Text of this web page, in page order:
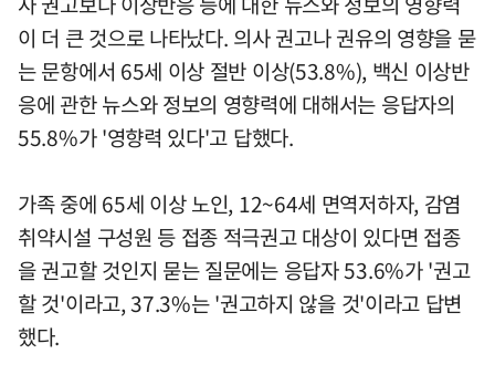
이 더 큰 것으로 나타났다. 의사 권고나 권유의 영향을 묻
는 문항에서 65세 이상 절반 이상(53.8%), 백신 이상반
응에 관한 뉴스와 정보의 영향력에 대해서는 응답자의
55.8%가 '영향력 있다'고 답했다.
가족 중에 65세 이상 노인, 12~64세 면역저하자, 감염
취약시설 구성원 등 접종 적극권고 대상이 있다면 접종
을 권고할 것인지 묻는 질문에는 응답자 53.6%가 '권고
할 것'이라고, 37.3%는 '권고하지 않을 것'이라고 답변
했다.